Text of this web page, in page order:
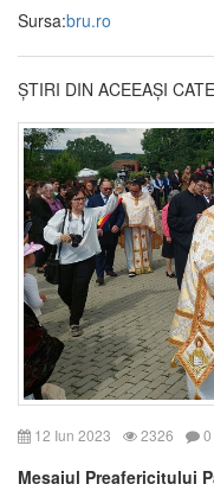
Sursa:bru.ro
ȘTIRI DIN ACEEAȘI
12 Iun 2023 2326 0
Mesajul Preafericitului